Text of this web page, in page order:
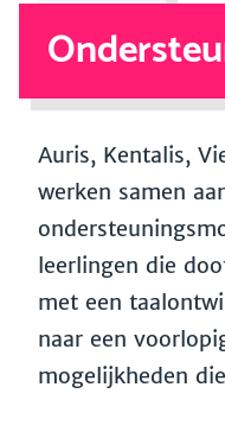
Auris, Kentalis,
werken samen
leerlingen die
met een
naar een
mogelijkheden